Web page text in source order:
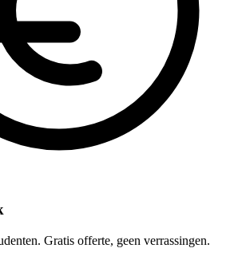
Gratis offerte, geen verrassingen.